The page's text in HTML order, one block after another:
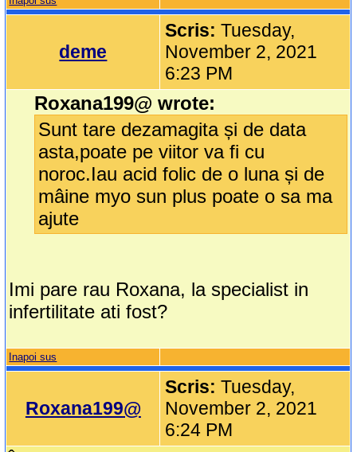
deme
Scris:Tuesday,
November 2, 2021
6:23 PM
Roxana199@ wrote:
Sunt tare dezamagita și de data
asta,poate pe viitor va fi cu
noroc.Iau acid folic de o luna și de
mâine myo sun plus poate o sa ma
ajute
Imi pare rau Roxana, la specialist in
infertilitate ati fost?
Inapoi sus
Roxana199@
Scris:Tuesday,
November 2, 2021
6:24 PM